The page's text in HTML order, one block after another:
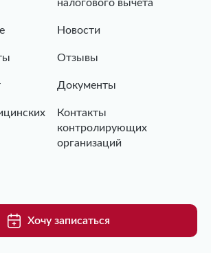
налогового вычета
Новости
Отзывы
Документы
Контакты
контролирующих
организаций
Хочу записаться